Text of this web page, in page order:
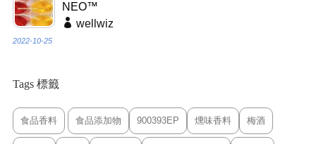
NEO™
wellwiz
2022-10-25
Tags 標籤
食品香料 食品添加物 900393EP 燻味香料 梅酒